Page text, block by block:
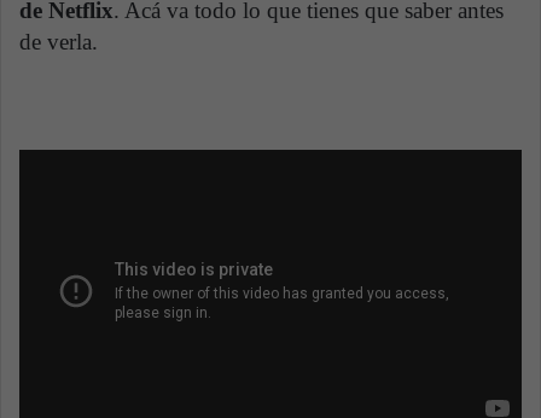
de Netflix. Acá va todo lo que tienes que saber antes
de verla.